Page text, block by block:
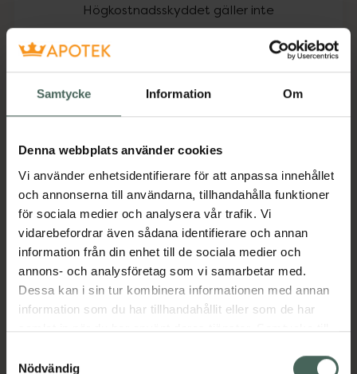
Samtycke Information Om
Denna webbplats använder cookies
Vi använder enhetsidentifierare för att anpassa innehållet
och annonserna till användarna, tillhandahålla funktioner
för sociala medier och analysera vår trafik. Vi
vidarebefordrar även sådana identifierare och annan
information från din enhet till de sociala medier och
annons- och analysföretag som vi samarbetar med.
Dessa kan i sin tur kombinera informationen med annan
information som du har tillhandahållit eller som de har
samlat in när du har använt deras tjänster. Samtycke till
återkalla ditt samtycke via webbplatsens
Nödvändig
Högkostnadsskyddet gäller inte
952,50 kr
Köp via ditt recept
Aktuella erbjudanden
Beskrivning Dölj
Läs alltid bipacksedeln innan
användning.
EAN:07046260452954